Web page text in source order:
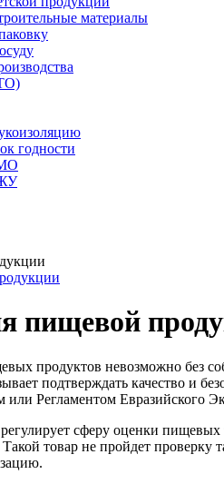
материалы
годности
пищевой
продуктов невозможно без
подтверждать качество и
или Регламентом Евразийского
сферу оценки пищевых
Такой товар не пройдет